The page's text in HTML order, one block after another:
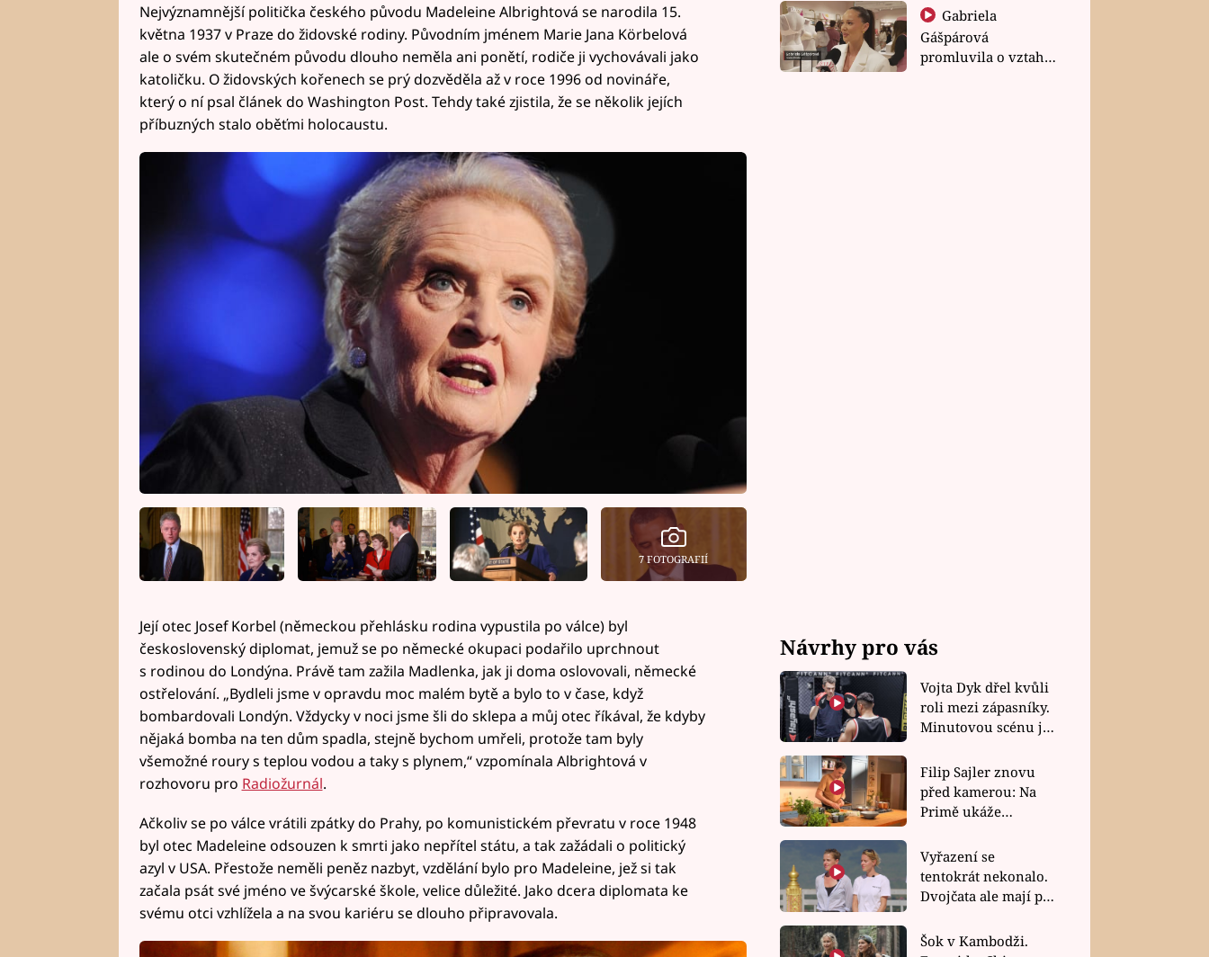
Nejvýznamnější politička českého původu Madeleine Albrightová se narodila 15.
května 1937 v Praze do židovské rodiny. Původním jménem Marie Jana Körbelová
ale o svém skutečném původu dlouho neměla ani ponětí, rodiče ji vychovávali jako
katoličku. O židovských kořenech se prý dozvěděla až v roce 1996 od novináře,
který o ní psal článek do Washington Post. Tehdy také zjistila, že se několik jejích
příbuzných stalo oběťmi holocaustu.
7 FOTOGRAFIÍ
Její otec Josef Korbel (německou přehlásku rodina vypustila po válce) byl
československý diplomat, jemuž se po německé okupaci podařilo uprchnout
s rodinou do Londýna. Právě tam zažila Madlenka, jak ji doma oslovovali, německé
ostřelování. „Bydleli jsme v opravdu moc malém bytě a bylo to v čase, když
bombardovali Londýn. Vždycky v noci jsme šli do sklepa a můj otec říkával, že kdyby
nějaká bomba na ten dům spadla, stejně bychom umřeli, protože tam byly
všemožné roury s teplou vodou a taky s plynem,“ vzpomínala Albrightová v
rozhovoru pro Radiožurnál.
Ačkoliv se po válce vrátili zpátky do Prahy, po komunistickém převratu v roce 1948
byl otec Madeleine odsouzen k smrti jako nepřítel státu, a tak zažádali o politický
azyl v USA. Přestože neměli peněz nazbyt, vzdělání bylo pro Madeleine, jež si tak
začala psát své jméno ve švýcarské škole, velice důležité. Jako dcera diplomata ke
svému otci vzhlížela a na svou kariéru se dlouho připravovala.
Gabriela
Gášpárová
promluvila o vztahu
Návrhy pro vás
Vojta Dyk dřel kvůli
roli mezi zápasníky.
Minutovou scénu jel
Filip Sajler znovu
před kamerou: Na
Primě ukáže
rychlé recepty
Vyřazení se
tentokrát nekonalo.
Dvojčata ale mají po
závodu nůž na krku
Šok v Kambodži.